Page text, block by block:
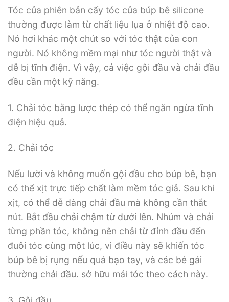
Tóc của phiên bản cấy tóc của búp bê silicone
thường được làm từ chất liệu lụa ở nhiệt độ cao.
Nó hơi khác một chút so với tóc thật của con
người. Nó không mềm mại như tóc người thật và
dễ bị tĩnh điện. Vì vậy, cả việc gội đầu và chải đầu
đều cần một kỹ năng.
1. Chải tóc bằng lược thép có thể ngăn ngừa tĩnh
điện hiệu quả.
2. Chải tóc
Nếu lười và không muốn gội đầu cho búp bê, bạn
có thể xịt trực tiếp chất làm mềm tóc giả. Sau khi
xịt, có thể dễ dàng chải đầu mà không cần thắt
nút. Bắt đầu chải chậm từ dưới lên. Nhúm và chải
từng phần tóc, không nên chải từ đỉnh đầu đến
đuôi tóc cùng một lúc, vì điều này sẽ khiến tóc
búp bê bị rụng nếu quá bạo tay, và các bé gái
thường chải đầu. sở hữu mái tóc theo cách này.